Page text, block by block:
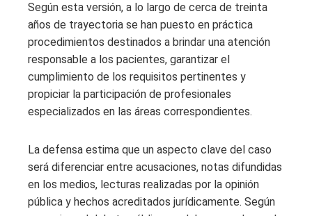
Según esta versión, a lo largo de cerca de treinta
años de trayectoria se han puesto en práctica
procedimientos destinados a brindar una atención
responsable a los pacientes, garantizar el
cumplimiento de los requisitos pertinentes y
propiciar la participación de profesionales
especializados en las áreas correspondientes.
La defensa estima que un aspecto clave del caso
será diferenciar entre acusaciones, notas difundidas
en los medios, lecturas realizadas por la opinión
pública y hechos acreditados jurídicamente. Según